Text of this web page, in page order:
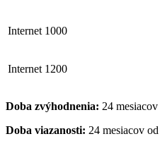
Internet 1000
Internet 1200
Doba zvýhodnenia: 24
Doba viazanosti: 24 mesiacov